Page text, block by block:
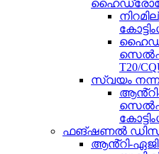
സെൽഫ്
T20/
സ്വയം
സെൽഫ്
ഫങ്ഷണൽ
ആൻ്റി-